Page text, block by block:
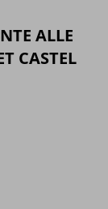
ALLE
CASTEL